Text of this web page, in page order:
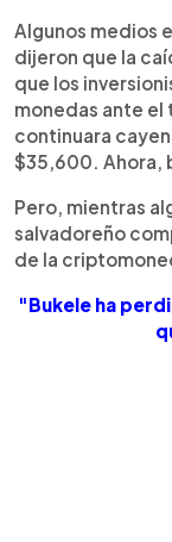
Algunos medios
dijeron que la
que los
monedas ante
continuara
$35,600. Ahora,
Pero, mientras
salvadoreño
de la
"Bukele ha